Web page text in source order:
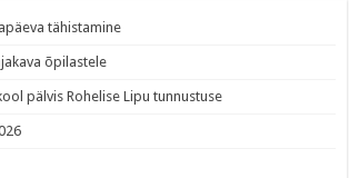
tähistamine
õpilastele
pälvis Rohelise Lipu tunnustuse